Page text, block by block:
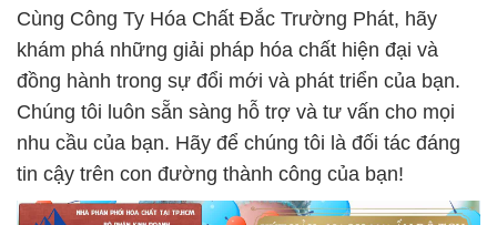
Cùng Công Ty Hóa Chất Đắc Trường Phát, hãy
khám phá những giải pháp hóa chất hiện đại và
đồng hành trong sự đổi mới và phát triển của bạn.
Chúng tôi luôn sẵn sàng hỗ trợ và tư vấn cho mọi
nhu cầu của bạn. Hãy để chúng tôi là đối tác đáng
tin cậy trên con đường thành công của bạn!